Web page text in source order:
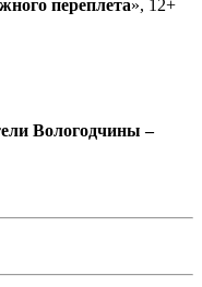
переплета», 12+
Вологодчины –